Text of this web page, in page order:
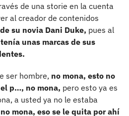
de una storie en la cuenta
al creador de contenidos
su novia Dani Duke, pues al
tenía unas marcas de sus
ser hombre, no mona, esto no
p…, no mona, pero esto ya es
a usted ya no le estaba
mona, eso se le quita por ahí